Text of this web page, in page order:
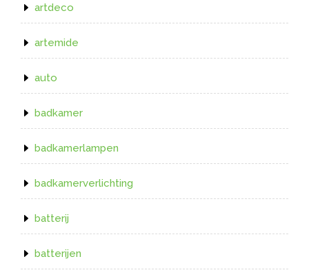
artdeco
artemide
auto
badkamer
badkamerlampen
badkamerverlichting
batterij
batterijen